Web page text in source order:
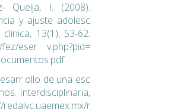
Queija, I. (2008).
y ajuste adolesc
13(1), 53-62.
eser v.php?pid=
ollo de una esc
Interdisciplinaria,
r